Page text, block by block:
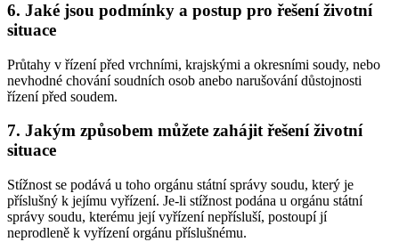
6. Jaké jsou podmínky a postup pro řešení životní
situace
Průtahy v řízení před vrchními, krajskými a okresními soudy, nebo
nevhodné chování soudních osob anebo narušování důstojnosti
řízení před soudem.
7. Jakým způsobem můžete zahájit řešení životní
situace
Stížnost se podává u toho orgánu státní správy soudu, který je
příslušný k jejímu vyřízení. Je-li stížnost podána u orgánu státní
správy soudu, kterému její vyřízení nepřísluší, postoupí jí
neprodleně k vyřízení orgánu příslušnému.